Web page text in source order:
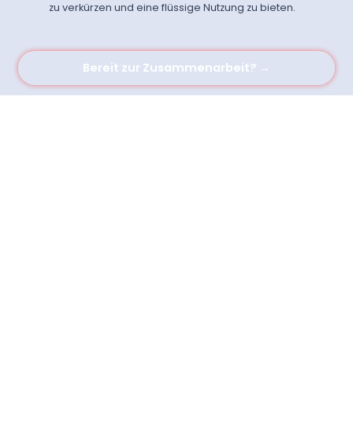
zu verkürzen und eine flüssige Nutzung zu bieten.
Bereit zur Zusammenarbeit? →